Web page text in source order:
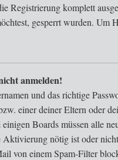
Registrierung komplett
gesperrt wurden.
anmelden!
und das richtige
einer deiner Eltern oder
Boards müssen alle
nötig ist oder
von einem Spam-Filter